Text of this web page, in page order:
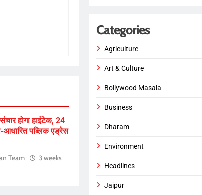
होगा हाईटेक, 24
आधारित पब्लिक एड्रेस
Team
3 weeks
Categories
Agriculture
Art & Culture
Bollywood Masala
Business
Dharam
Environment
Headlines
Jaipur